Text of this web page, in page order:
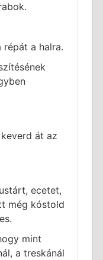
répát a halra.
át az
ecetet,
még kóstold
mint
a treskánál